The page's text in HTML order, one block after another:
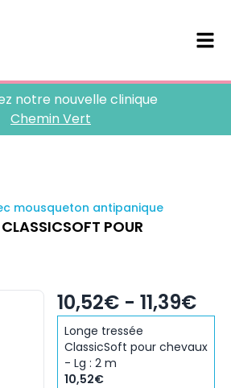
notre nouvelle clinique
Chemin Vert
mousqueton antipanique
POUR
10,52€ - 11,39€
Longe tressée
ClassicSoft pour chevaux
- Lg : 2 m
10,52€